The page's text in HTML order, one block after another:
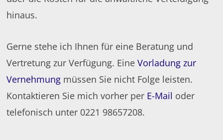
hinaus.
Gerne stehe ich Ihnen für eine Beratung und
Vertretung zur Verfügung. EineVorladung zur
Vernehmung müssen Sie nicht Folge leisten.
Kontaktieren Sie mich vorher per E-Mail oder
telefonisch unter 0221 98657208.